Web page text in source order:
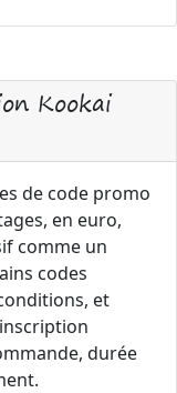
Kookai
de code promo
en euro,
comme un
codes
et
durée